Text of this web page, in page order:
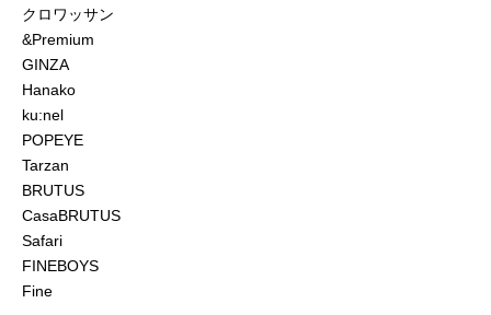
クロワッサン
&Premium
GINZA
Hanako
ku:nel
POPEYE
Tarzan
BRUTUS
CasaBRUTUS
Safari
FINEBOYS
Fine